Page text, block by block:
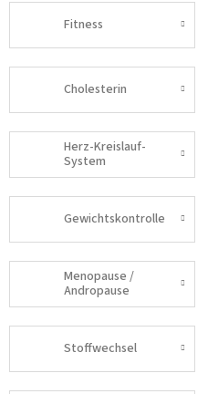
Fitness
Cholesterin
Herz-Kreislauf-
System
Gewichtskontrolle
Menopause /
Andropause
Stoffwechsel